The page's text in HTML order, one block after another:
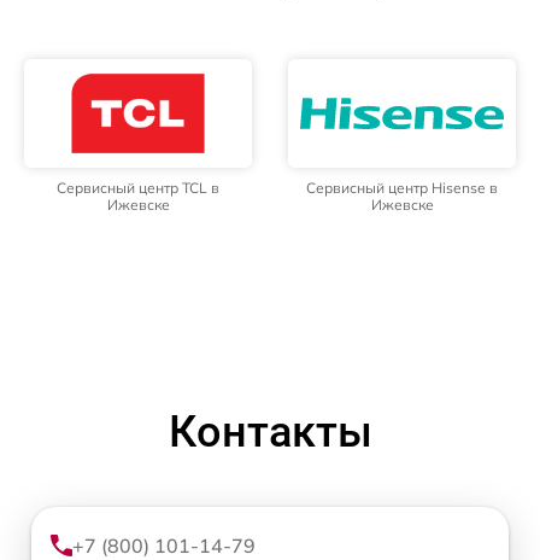
Сервисный центр TCL в
Ижевске
Сервисный центр Hisense в
Ижевске
Контакты
+7 (800) 101-14-79